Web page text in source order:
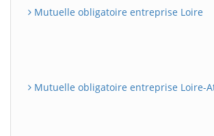
Mutuelle obligatoire entreprise Loire
Mutuelle obligatoire entreprise Loire-